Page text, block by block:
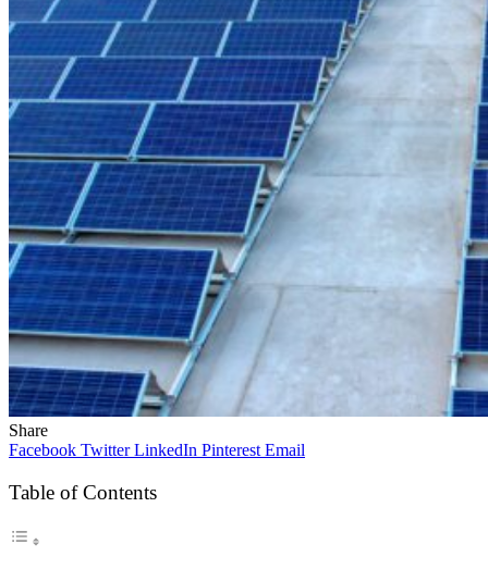
Share
Facebook Twitter LinkedIn Pinterest Email
Table of Contents